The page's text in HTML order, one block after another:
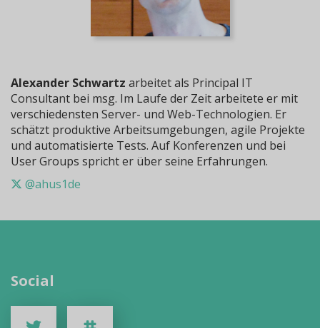
Alexander Schwartz arbeitet als Principal IT
Consultant bei msg. Im Laufe der Zeit arbeitete er mit
verschiedensten Server- und Web-Technologien. Er
schätzt produktive Arbeitsumgebungen, agile Projekte
und automatisierte Tests. Auf Konferenzen und bei
User Groups spricht er über seine Erfahrungen.
@ahus1de
Social